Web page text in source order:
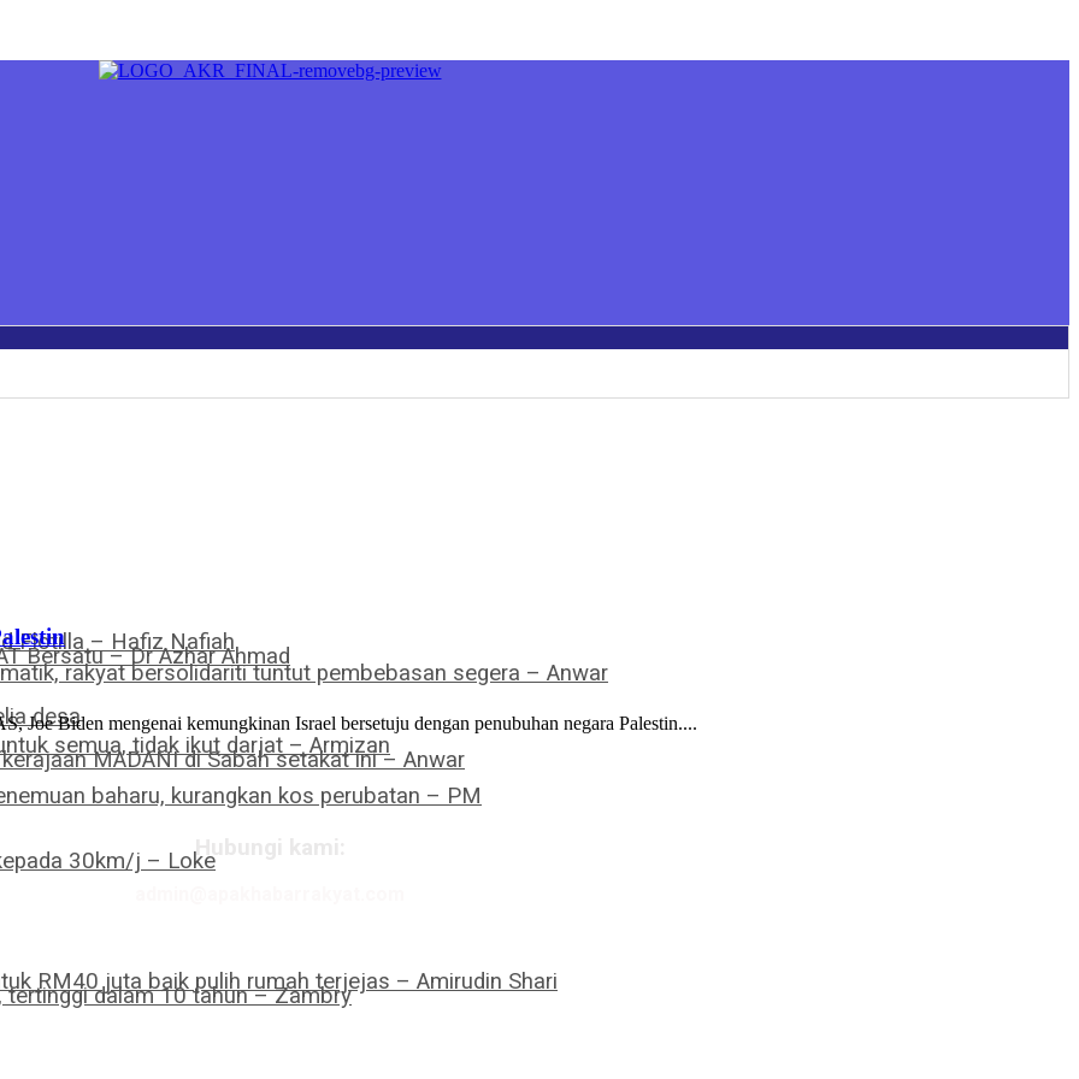
rakyat bersolidariti tuntut pembebasan segera – Anwar
Flotilla – Hafiz Nafiah
Bersatu – Dr Azhar Ahmad
MADANI di Sabah setakat ini – Anwar
baharu, kurangkan kos perubatan – PM
semua, tidak ikut darjat – Armizan
desa
30km/j – Loke
RM40 juta baik pulih rumah terjejas – Amirudin Shari
tertinggi dalam 10 tahun – Zambry
Joe Biden mengenai kemungkinan Israel bersetuju dengan penubuhan negara Palestin....
Hubungi kami: